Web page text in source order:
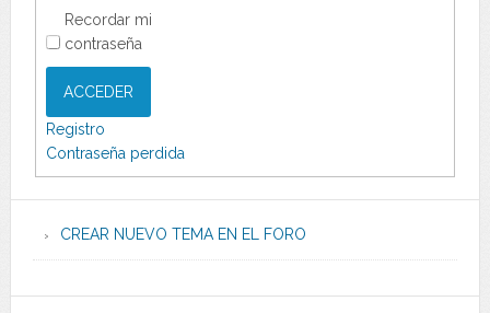
Recordar mi
contraseña
ACCEDER
Registro
Contraseña perdida
CREAR NUEVO TEMA EN EL FORO